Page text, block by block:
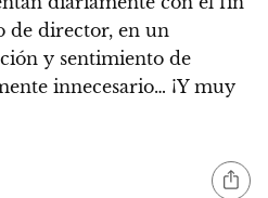
de director, en un
y sentimiento de
innecesario… ¡Y muy